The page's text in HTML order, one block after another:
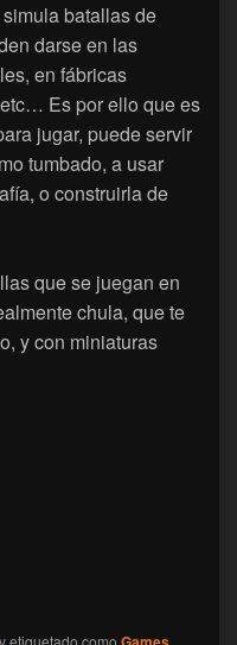
batallas de
darse en las
en fábricas
Es por ello que es
jugar, puede servir
tumbado, a usar
o construirla de
que se juegan en
chula, que te
y con miniaturas
y etiquetado como